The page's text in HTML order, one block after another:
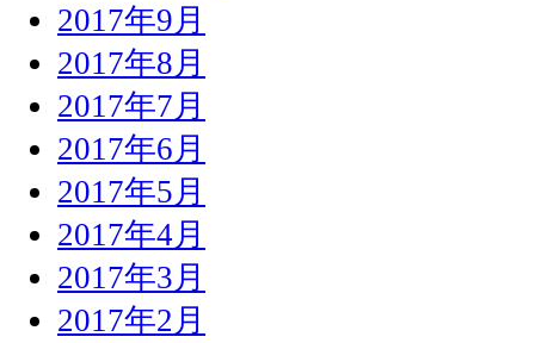
2017年9月
2017年8月
2017年7月
2017年6月
2017年5月
2017年4月
2017年3月
2017年2月